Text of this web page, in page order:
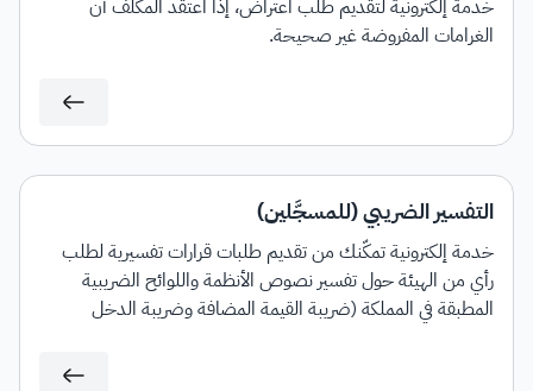
خدمة إلكترونية لتقديم طلب اعتراض، إذا اعتقد المكلَّف أن
الغرامات المفروضة غير صحيحة.
التفسير الضريبي (للمسجَّلين)
خدمة إلكترونية تمكّنك من تقديم طلبات قرارات تفسيرية لطلب
رأي من الهيئة حول تفسير نصوص الأنظمة واللوائح الضريبية
المطبقة في المملكة (ضريبة القيمة المضافة وضريبة الدخل
الطلب وذلك وفقًا للشروط والضوابط المنصوص عليها في الدليل